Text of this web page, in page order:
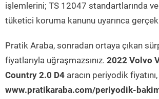
işlemlerini; TS 12047 standartlarında ve
tüketici koruma kanunu uyarınca
Pratik Araba, sonradan ortaya çıkan
fiyatlarıyla uğraşmazsınız. 2022 Volvo
Country 2.0 D4 aracın periyodik fiyatını,
www.pratikaraba.com/periyodik-